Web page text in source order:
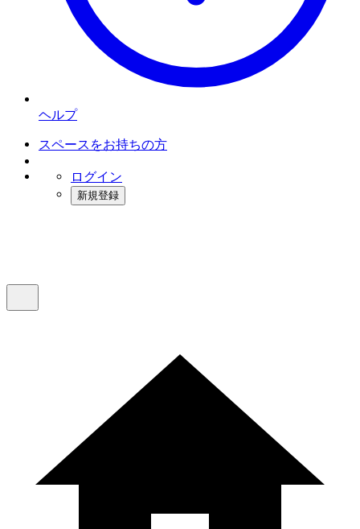
ヘルプ
スペースをお持ちの方
ログイン
新規登録